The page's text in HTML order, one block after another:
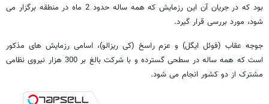
بود که در جریان آن این رزمایش که همه ساله حدود 2 ماه در منطقه برگزار می
شود، مورد بررسی قرار گیرد.
جوجه عقاب (فوئل ایگل) و عزم راسخ (کی ریزالو)، اسامی رزمایش های مذکور
است که همه ساله در سطحی گسترده و با شرکت بالغ بر 300 هزار نیروی نظامی
مشترک از دو کشور انجام می شود.